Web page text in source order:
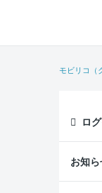
モビリコ（
ロ
お知